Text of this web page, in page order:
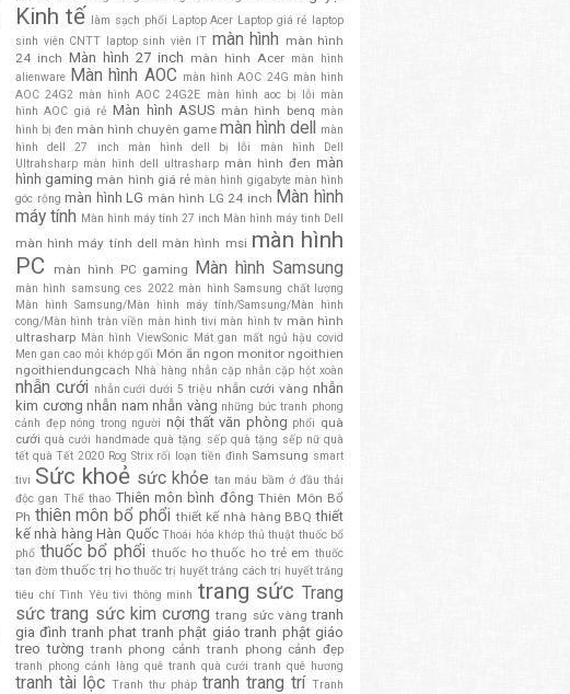
Kinh tế làm sạch phổi Laptop Acer Laptop giá rẻ laptop
sinh viên CNTT laptop sinh viên IT màn hình màn hình
24 inch Màn hình 27 inch màn hình Acer màn hình
alienware Màn hình AOC màn hình AOC 24G màn hình
AOC 24G2 màn hình AOC 24G2E màn hình aoc bị lỗi màn
hình AOC giá rẻ Màn hình ASUS màn hình benq màn
hình bị đen màn hình chuyên game màn hình dell
màn
hình dell 27 inch
màn hình dell bị lỗi
màn hình Dell
Ultrahsharp màn hình dell ultrasharp màn hình đen màn
hình gaming màn hình giá rẻ màn hình gigabyte màn hình
góc rộng màn hình LG màn hình LG 24 inch Màn hình
máy tính Màn hình máy tính 27 inch Màn hình máy tinh Dell
màn hình máy tính dell màn hình msi màn hình
PC
màn hình PC gaming Màn hình Samsung
màn hình samsung ces 2022 màn hình Samsung chất lượng
Màn hình Samsung/Màn hình máy tính/Samsung/Màn hình
cong/Màn hình tràn viền màn hình tivi màn hình tv màn hình
ultrasharp Màn hình ViewSonic Mát gan mất ngủ hậu covid
Men gan cao mỏi khớp gối Món ăn ngon monitor ngoithien
ngoithiendungcach Nhà hàng nhẫn cặp nhẫn cặp hột xoàn
nhẫn cưới nhẫn cưới dưới 5 triệu nhẫn cưới vàng nhẫn
kim cương nhẫn nam nhẫn vàng những bức tranh phong
cảnh đẹp nóng trong người nội thất văn phòng phổi quà
cưới quà cưới handmade quà tặng sếp quà tặng sếp nữ quà
tết quà Tết 2020 Rog Strix rối loạn tiền đình Samsung smart
tivi Sức khoẻ sức khỏe tan máu bầm ở đầu thải
độc gan Thể thao Thiên môn bình đông Thiên Môn Bổ
Ph thiên môn bổ phổi thiết kế nhà hàng BBQ thiết
kế nhà hàng Hàn Quốc Thoái hóa khớp thủ thuật thuốc bổ
phổ thuốc bổ phổi thuốc ho thuốc ho trẻ em thuốc
tan đờm thuốc trị ho thuốc trị huyết trắng cách trị huyết trắng
tiêu chí Tình Yêu tivi thông minh trang sức Trang
sức trang sức kim cương trang sức vàng tranh
gia đình tranh phat tranh phật giáo tranh phật giáo
treo tường tranh phong cảnh tranh phong cảnh đẹp
tranh phong cảnh làng quê tranh quà cưới tranh quê hương
tranh tài lộc Tranh thư pháp tranh trang trí Tranh